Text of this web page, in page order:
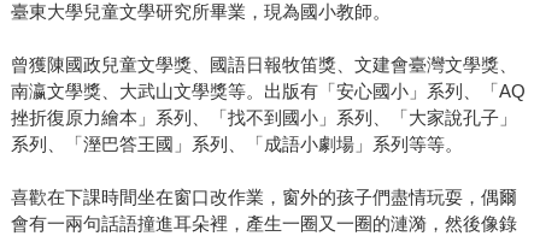
臺東大學兒童文學研究所畢業，現為國小教師。
曾獲陳國政兒童文學獎、國語日報牧笛獎、文建會臺灣文學獎、
南瀛文學獎、大武山文學獎等。出版有「安心國小」系列、「AQ
挫折復原力繪本」系列、「找不到國小」系列、「大家說孔子」
系列、「溼巴答王國」系列、「成語小劇場」系列等等。
喜歡在下課時間坐在窗口改作業，窗外的孩子們盡情玩耍，偶爾
會有一兩句話語撞進耳朵裡，產生一圈又一圈的漣漪，然後像錄